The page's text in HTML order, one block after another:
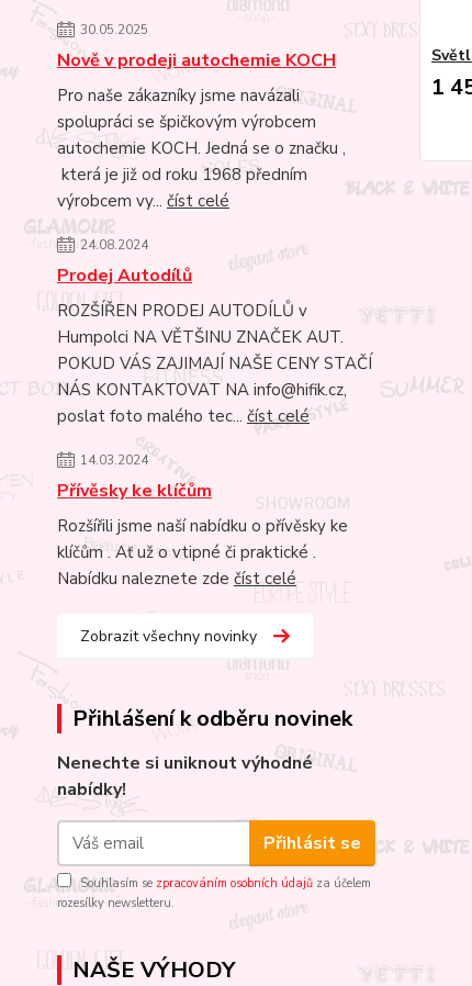
30.05.2025
Nově v prodeji autochemie KOCH
Pro naše zákazníky jsme navázali
spolupráci se špičkovým výrobcem
autochemie KOCH. Jedná se o značku ,
která je již od roku 1968 předním
výrobcem vy... číst celé
24.08.2024
Prodej Autodílů
ROZŠÍŘEN PRODEJ AUTODÍLŮ v
Humpolci NA VĚTŠINU ZNAČEK AUT.
POKUD VÁS ZAJIMAJÍ NAŠE CENY STAČÍ
NÁS KONTAKTOVAT NA info@hifik.cz,
poslat foto malého tec... číst celé
14.03.2024
Přívěsky ke klíčům
Rozšířili jsme naší nabídku o přívěsky ke
klíčům . Ať už o vtipné či praktické .
Nabídku naleznete zde číst celé
Zobrazit všechny novinky
Přihlášení k odběru novinek
Nenechte si uniknout výhodné
nabídky!
Přihlásit se
Souhlasím se zpracováním osobních údajů za účelem
rozesílky newsletteru.
NAŠE VÝHODY
1